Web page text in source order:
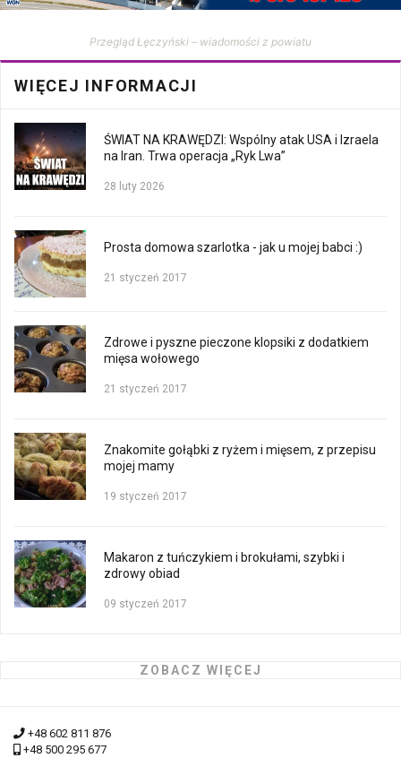
Przegląd Łęczyński – wiadomości z powiatu
WIĘCEJ INFORMACJI
ŚWIAT NA KRAWĘDZI: Wspólny atak USA i Izraela
na Iran. Trwa operacja „Ryk Lwa”
28 luty 2026
Prosta domowa szarlotka - jak u mojej babci :)
21 styczeń 2017
Zdrowe i pyszne pieczone klopsiki z dodatkiem
mięsa wołowego
21 styczeń 2017
Znakomite gołąbki z ryżem i mięsem, z przepisu
mojej mamy
19 styczeń 2017
Makaron z tuńczykiem i brokułami, szybki i
zdrowy obiad
09 styczeń 2017
ZOBACZ WIĘCEJ
+48 602 811 876
+48 500 295 677